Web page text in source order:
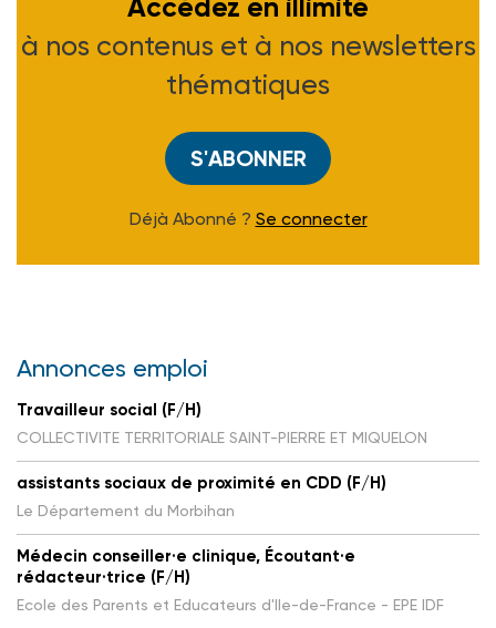
Accédez en illimité
à nos contenus et à nos newsletters
thématiques
S'ABONNER
Déjà Abonné ? Se connecter
Annonces emploi
Travailleur social (F/H)
COLLECTIVITE TERRITORIALE SAINT-PIERRE ET MIQUELON
assistants sociaux de proximité en CDD (F/H)
Le Département du Morbihan
Médecin conseiller·e clinique, Écoutant·e
rédacteur·trice (F/H)
Ecole des Parents et Educateurs d'Ile-de-France - EPE IDF